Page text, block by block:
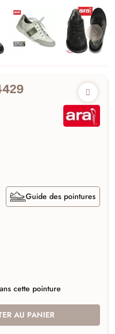
Guide des pointures
cette pointure
AU PANIER